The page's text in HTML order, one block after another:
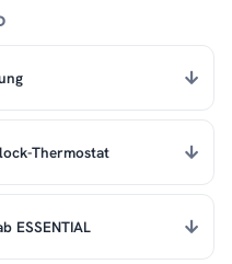
Thermostat
ESSENTIAL